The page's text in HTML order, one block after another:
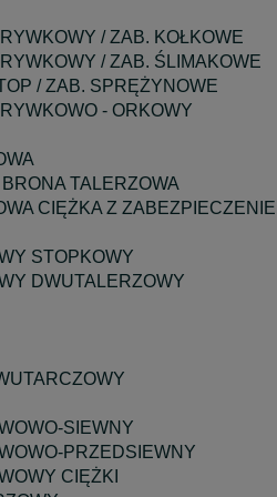
/ ZAB. KOŁKOWE
/ ZAB. ŚLIMAKOWE
/ ZAB. SPRĘŻYNOWE
- ORKOWY
TALERZOWA
CIĘŻKA Z
STOPKOWY
DWUTALERZOWY
SIEWNY
PRZEDSIEWNY
CIĘŻKI